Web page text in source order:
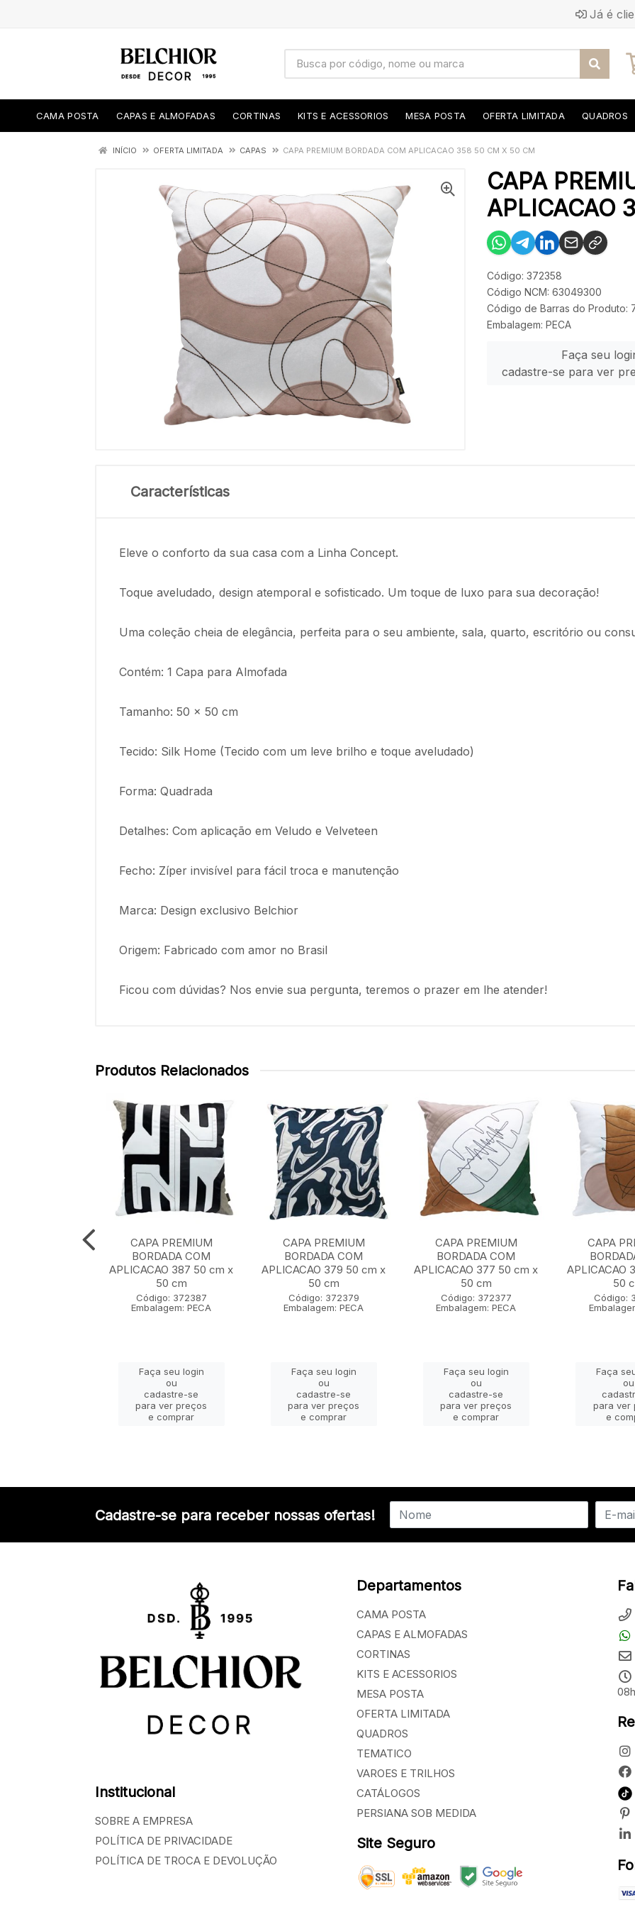
Já é
CAMA POSTA CAPAS E ALMOFADAS CORTINAS KITS E ACESSORIOS MESA POSTA OFERTA LIMITADA QUADROS
INÍCIO OFERTA LIMITADA CAPAS CAPA PREMIUM BORDADA COM APLICACAO 358 50 CM X 50 CM
CAPA
APLICACAO
Código: 372358
Código NCM: 63049300
Código de Barras do Produto:
Embalagem: PECA
Faça seu
cadastre-se para ver
Características
Eleve o conforto da sua casa com a Linha Concept.
Toque aveludado, design atemporal e sofisticado. Um toque de luxo para sua decoração!
Uma coleção cheia de elegância, perfeita para o seu ambiente, sala, quarto, escritório ou
Contém: 1 Capa para Almofada
Tamanho: 50 x 50 cm
Tecido: Silk Home (Tecido com um leve brilho e toque aveludado)
Forma: Quadrada
Detalhes: Com aplicação em Veludo e Velveteen
Fecho: Zíper invisível para fácil troca e manutenção
Marca: Design exclusivo Belchior
Origem: Fabricado com amor no Brasil
Ficou com dúvidas? Nos envie sua pergunta, teremos o prazer em lhe atender!
Produtos Relacionados
CAPA PREMIUM
BORDADA COM
APLICACAO 387 50 cm x
50 cm
Código: 372387
Embalagem: PECA
Faça seu login
ou
cadastre-se
para ver preços
e comprar
CAPA PREMIUM
BORDADA COM
APLICACAO 379 50 cm x
50 cm
Código: 372379
Embalagem: PECA
Faça seu login
ou
cadastre-se
para ver preços
e comprar
CAPA PREMIUM
BORDADA COM
APLICACAO 377 50 cm x
50 cm
Código: 372377
Embalagem: PECA
Faça seu login
ou
cadastre-se
para ver preços
e comprar
CAPA
APLICACAO
50
Código:
Faça
ou
para ver
e
Cadastre-se para receber nossas ofertas!
Institucional
SOBRE A EMPRESA
POLÍTICA DE PRIVACIDADE
POLÍTICA DE TROCA E DEVOLUÇÃO
Departamentos
CAMA POSTA
CAPAS E ALMOFADAS
CORTINAS
KITS E ACESSORIOS
MESA POSTA
OFERTA LIMITADA
QUADROS
TEMATICO
VAROES E TRILHOS
CATÁLOGOS
PERSIANA SOB MEDIDA
Site Seguro